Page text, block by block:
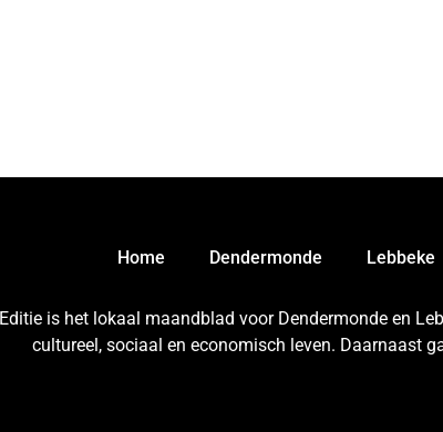
Home Dendermonde Lebbeke
Editie is het lokaal maandblad voor Dendermonde en
cultureel, sociaal en economisch leven. Daarnaast